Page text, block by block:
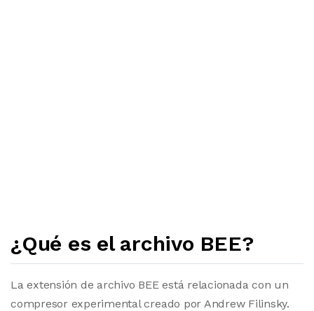
¿Qué es el archivo BEE?
La extensión de archivo BEE está relacionada con un
compresor experimental creado por Andrew Filinsky.